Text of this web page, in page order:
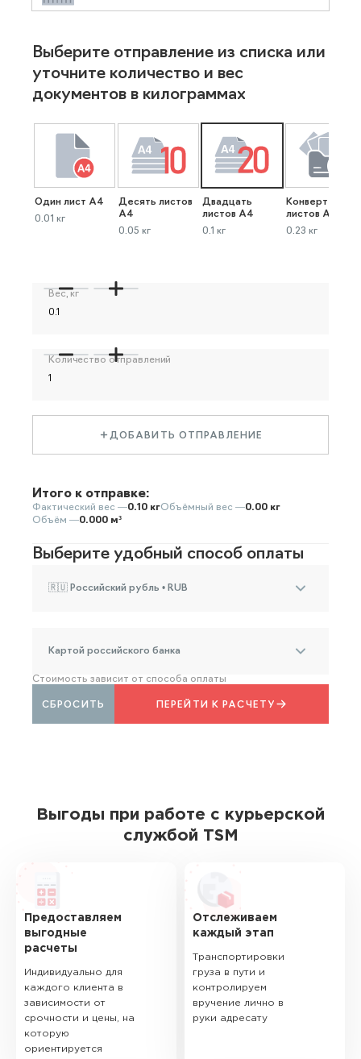
Выберите отправление из списка или
уточните количество и вес
документов в килограммах
Один лист А4
0.01 кг
Десять листов
А4
0.05 кг
Двадцать
листов А4
0.1 кг
Конверт до 40
листов А4
0.23 кг
Вес, кг
Количество отправлений
ДОБАВИТЬ ОТПРАВЛЕНИЕ
Итого к отправке:
Фактический вес —0.10 кгОбъёмный вес —0.00 кг
Объём —0.000 м³
Выберите удобный способ оплаты
🇷🇺 Российский рубль • RUB
Картой российского банка
Стоимость зависит от способа оплаты
ПЕРЕЙТИ К РАСЧЕТУ
СБРОСИТЬ
Выгоды при работе с курьерской
службой TSM
Предоставляем
выгодные
расчеты
Индивидуально для
каждого клиента в
зависимости от
срочности и цены, на
которую
ориентируется
Отслеживаем
каждый этап
Транспортировки
груза в пути и
контролируем
вручение лично в
руки адресату